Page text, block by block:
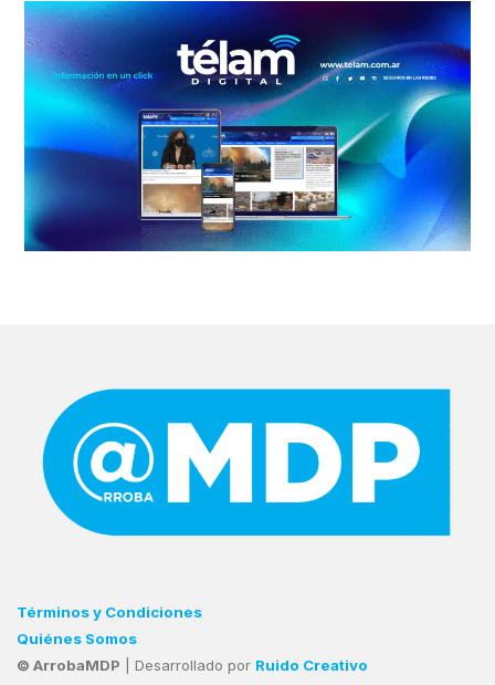
Términos y Condiciones
Quiénes Somos
© ArrobaMDP | Desarrollado por Ruido Creativo